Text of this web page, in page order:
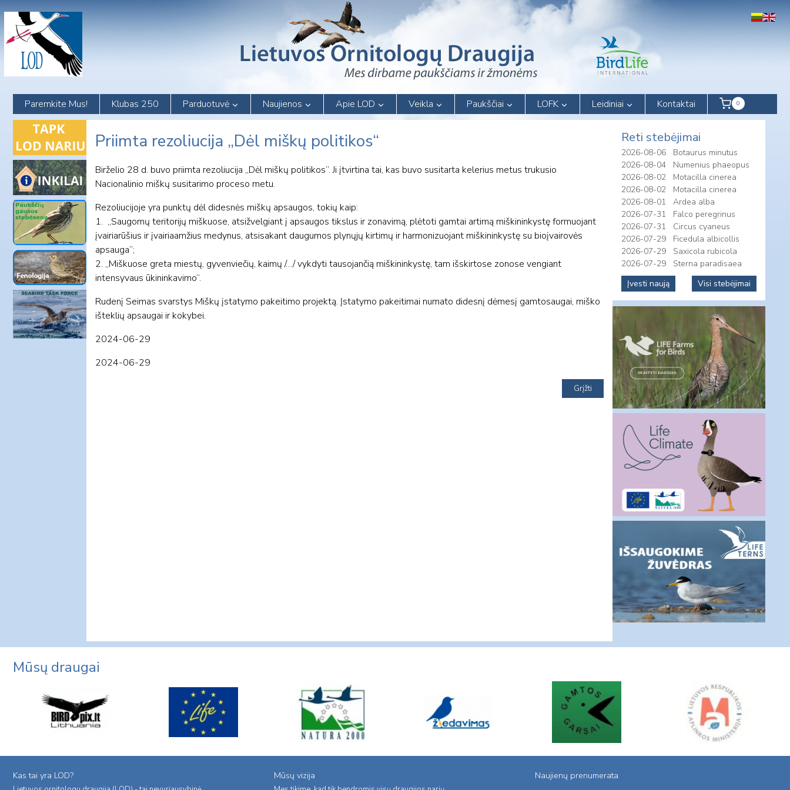
content
Paremkite Mus! Klubas 250 Parduotuvė Naujienos Apie LOD Veikla Paukščiai LOFK Leidiniai Kontaktai 0
Priimta rezoliucija „Dėl miškų politikos“
Birželio 28 d. buvo priimta rezoliucija „Dėl miškų politikos“. Ji įtvirtina tai, kas buvo susitarta kelerius metus trukusio
Nacionalinio miškų susitarimo proceso metu.
Rezoliucijoje yra punktų dėl didesnės miškų apsaugos, tokių kaip:
1. „Saugomų teritorijų miškuose, atsižvelgiant į apsaugos tikslus ir zonavimą, plėtoti gamtai artimą miškininkystę formuojant
įvairiarūšius ir įvairiaamžius medynus, atsisakant daugumos plynųjų kirtimų ir harmonizuojant miškininkystę su bioįvairovės
apsauga“;
2. „Miškuose greta miestų, gyvenviečių, kaimų /…/ vykdyti tausojančią miškininkystę, tam išskirtose zonose vengiant
intensyvaus ūkininkavimo“.
Rudenį Seimas svarstys Miškų įstatymo pakeitimo projektą. Įstatymo pakeitimai numato didesnį dėmesį gamtosaugai, miško
išteklių apsaugai ir kokybei.
2024-06-29
2024-06-29
Reti stebėjimai
2026-08-06
Botaurus minutus
2026-08-04
Numenius phaeopus
2026-08-02
Motacilla cinerea
2026-08-02
Motacilla cinerea
2026-08-01
Ardea alba
2026-07-31
Falco peregrinus
2026-07-31
Circus cyaneus
2026-07-29
Ficedula albicollis
2026-07-29
Saxicola rubicola
2026-07-29
Sterna paradisaea
Įvesti naują
Visi stebėjimai
Mūsų draugai
Kas tai yra LOD? Mūsų vizija Naujienų prenumerata